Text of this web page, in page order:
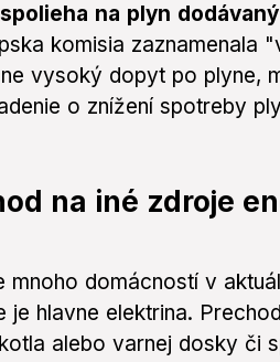
na plyn
komisia zaznamenala
vysoký dopyt po plyne,
o znížení spotreby
na iné zdroje
mnoho domácností v
je hlavne elektrina.
alebo varnej dosky či